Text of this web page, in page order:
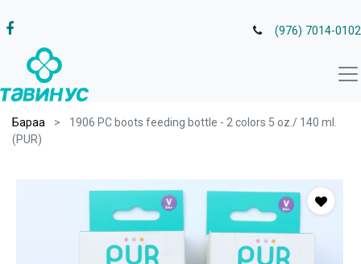
(976) 7014-0102
Бараа
1906 PC boots feeding bottle - 2 colors 5 oz./ 140 ml.
(PUR)